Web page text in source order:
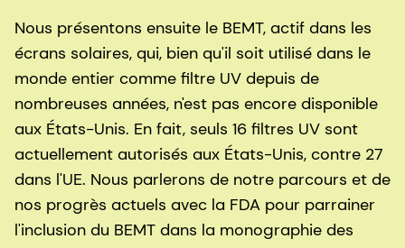
Nous présentons ensuite le BEMT, actif dans les
écrans solaires, qui, bien qu'il soit utilisé dans le
monde entier comme filtre UV depuis de
nombreuses années, n'est pas encore disponible
aux États-Unis. En fait, seuls 16 filtres UV sont
actuellement autorisés aux États-Unis, contre 27
dans l'UE. Nous parlerons de notre parcours et de
nos progrès actuels avec la FDA pour parrainer
l'inclusion du BEMT dans la monographie des